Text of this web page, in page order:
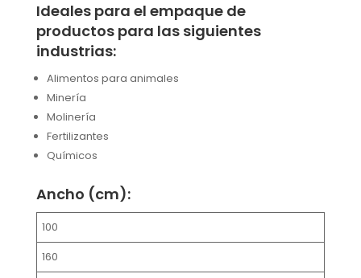
Ideales para el empaque de
productos para las siguientes
industrias:
Alimentos para animales
Minería
Molinería
Fertilizantes
Químicos
Ancho (cm):
100
160